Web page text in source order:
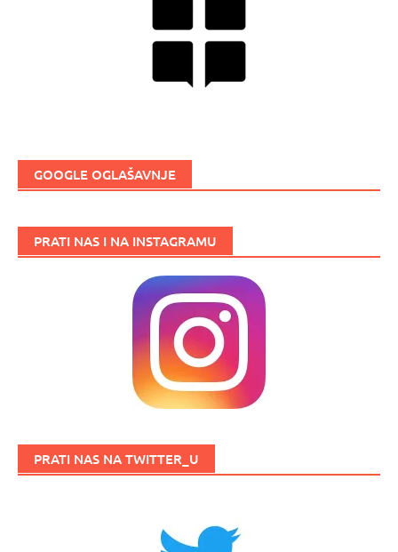
GOOGLE OGLAŠAVNJE
PRATI NAS I NA INSTAGRAMU
PRATI NAS NA TWITTER_U